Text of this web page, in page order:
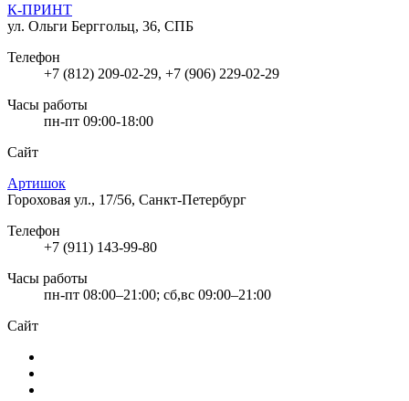
К-ПРИНТ
ул. Ольги Берггольц, 36, СПБ
Телефон
+7 (812) 209-02-29, +7 (906) 229-02-29
Часы работы
пн-пт 09:00-18:00
Сайт
Артишок
Гороховая ул., 17/56, Санкт-Петербург
Телефон
+7 (911) 143-99-80
Часы работы
пн-пт 08:00–21:00; сб,вс 09:00–21:00
Сайт